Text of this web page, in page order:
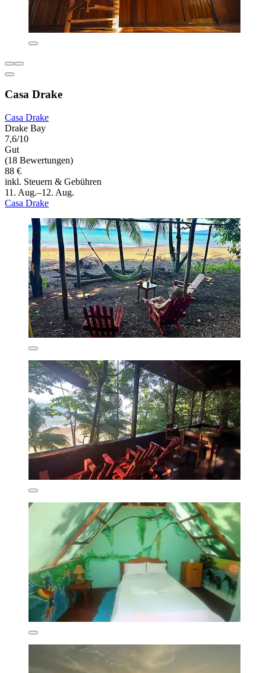
Casa Drake
Casa Drake
Drake Bay
7,6/10
Gut
(18 Bewertungen)
88 €
inkl. Steuern & Gebühren
11. Aug.–12. Aug.
Casa Drake